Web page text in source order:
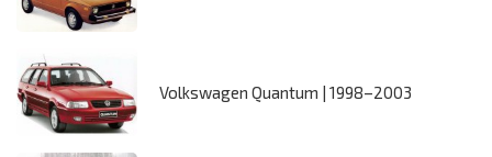
Volkswagen Quantum | 1998–2003